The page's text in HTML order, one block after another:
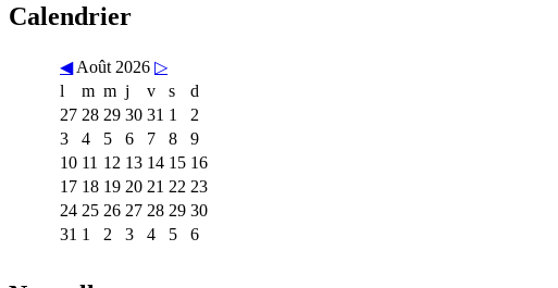
Calendrier
◀ Août 2026 ▷
l
m m j v s
d
27 28 29 30 31 1
2
3
4 5 6 7 8
9
10 11 12 13 14 15 16
17 18 19 20 21 22 23
24 25 26 27 28 29 30
31 1 2 3 4 5 6